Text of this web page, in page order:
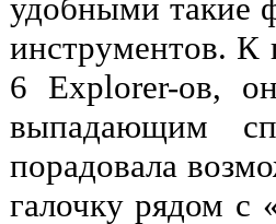
удобными такие
инструментов. К
6 Explorer-ов,
выпадающим
порадовала
галочку рядом